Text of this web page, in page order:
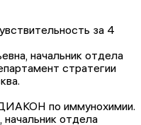
за 4
начальник отдела
стратегии
по иммунохимии.
отдела